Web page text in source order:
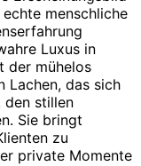
menschliche
Luxus in
der mühelos
Lachen, das sich
den stillen
Sie bringt
zu
private Momente